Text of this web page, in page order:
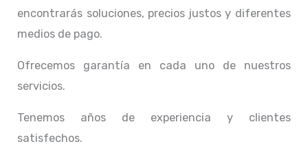
encontrarás soluciones, precios justos y diferentes
medios de pago.
Ofrecemos garantía en cada uno de nuestros
servicios.
Tenemos años de experiencia y clientes
satisfechos.